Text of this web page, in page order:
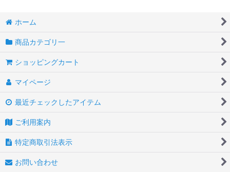
ホーム
商品カテゴリ一
ショッピングカート
マイページ
最近チェックしたアイテム
ご利用案内
特定商取引法表示
お問い合わせ